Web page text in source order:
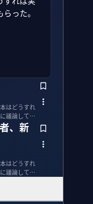
った。
はどうすれ
議論しても
、新
はどうすれ
議論しても